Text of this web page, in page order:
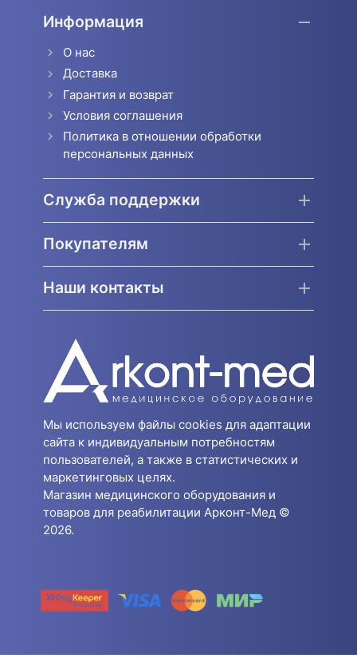
Информация
О нас
Доставка
Гарантия и возврат
Условия соглашения
Политика в отношении обработки
персональных данных
Служба поддержки
Покупателям
Наши контакты
Мы используем файлы cookies для адаптации
сайта к индивидуальным потребностям
пользователей, а также в статистических и
маркетинговых целях.
Магазин медицинского оборудования и
товаров для реабилитации Арконт-Мед ©
2026.